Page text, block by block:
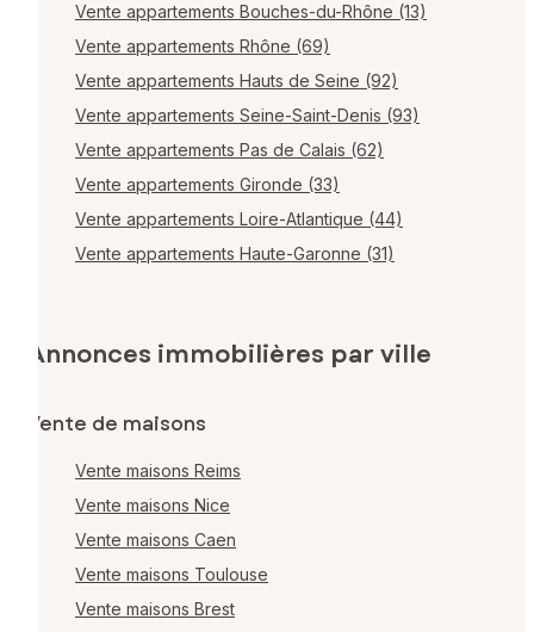
Vente appartements Bouches-du-Rhône (13)
Vente appartements Rhône (69)
Vente appartements Hauts de Seine (92)
Vente appartements Seine-Saint-Denis (93)
Vente appartements Pas de Calais (62)
Vente appartements Gironde (33)
Vente appartements Loire-Atlantique (44)
Vente appartements Haute-Garonne (31)
Annonces immobilières par ville
Vente de maisons
Vente maisons Reims
Vente maisons Nice
Vente maisons Caen
Vente maisons Toulouse
Vente maisons Brest